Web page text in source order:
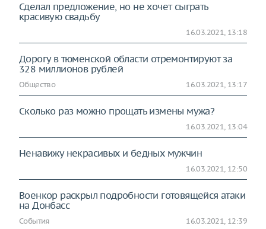
Сделал предложение, но не хочет сыграть
красивую свадьбу
16.03.2021, 13:18
Дорогу в тюменской области отремонтируют за
328 миллионов рублей
Общество 16.03.2021, 13:17
Сколько раз можно прощать измены мужа?
16.03.2021, 13:04
Ненавижу некрасивых и бедных мужчин
16.03.2021, 12:50
Военкор раскрыл подробности готовящейся атаки
на Донбасс
События 16.03.2021, 12:39